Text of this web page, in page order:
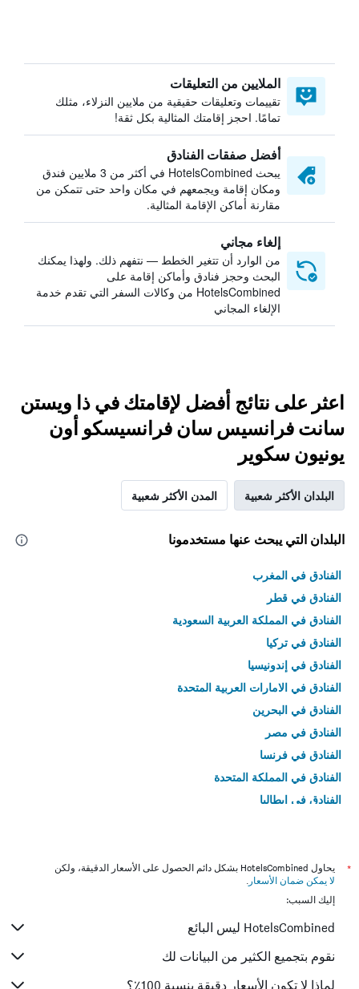
الملايين من التعليقات
تقييمات وتعليقات حقيقية من ملايين النزلاء، مثلك
تمامًا. احجز إقامتك المثالية بكل ثقة!
أفضل صفقات الفنادق
يبحث HotelsCombined في أكثر من 3 ملايين فندق
ومكان إقامة ويجمعهم في مكان واحد حتى تتمكن من
مقارنة أماكن الإقامة المثالية.
إلغاء مجاني
من الوارد أن تتغير الخطط — نتفهم ذلك. ولهذا يمكنك
البحث وحجز فنادق وأماكن إقامة على
HotelsCombined من وكالات السفر التي تقدم خدمة
الإلغاء المجاني
اعثر على نتائج أفضل لإقامتك في ذا ويستن
سانت فرانسيس سان فرانسيسكو أون
يونيون سكوير
البلدان الأكثر شعبية المدن الأكثر شعبية
البلدان التي يبحث عنها مستخدمونا
الفنادق في المغرب
الفنادق في قطر
الفنادق في المملكة العربية السعودية
الفنادق في تركيا
الفنادق في إندونيسيا
الفنادق في الامارات العربية المتحدة
الفنادق في البحرين
الفنادق في مصر
الفنادق في فرنسا
الفنادق في المملكة المتحدة
الفنادق في إيطاليا
*
يحاول HotelsCombined بشكل دائم الحصول على الأسعار الدقيقة، ولكن
لا يمكن ضمان الأسعار .
إليك السبب:
HotelsCombined ليس البائع
نقوم بتجميع الكثير من البيانات لك
لماذا لا تكون الأسعار دقيقة بنسبة 100٪؟